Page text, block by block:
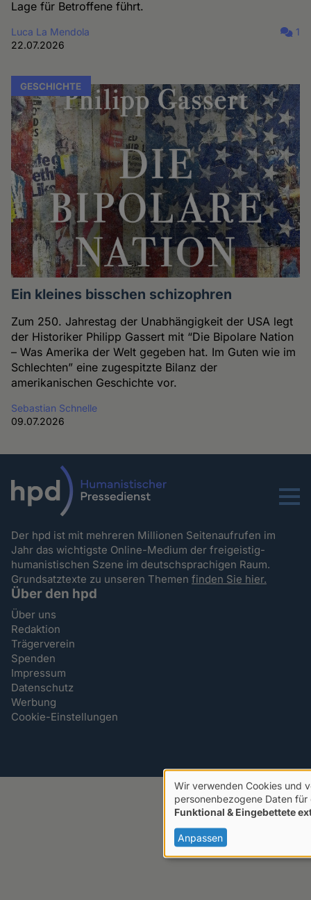
Lage für Betroffene führt.
Luca La Mendola
22.07.2026
1
GESCHICHTE
Ein kleines bisschen schizophren
Zum 250. Jahrestag der Unabhängigkeit der USA legt
der Historiker Philipp Gassert mit “Die Bipolare Nation
– Was Amerika der Welt gegeben hat. Im Guten wie im
Schlechten” eine zugespitzte Bilanz der
amerikanischen Geschichte vor.
Sebastian Schnelle
09.07.2026
Menu
Der hpd ist mit mehreren Millionen Seitenaufrufen im
Jahr das wichtigste Online-Medium der freigeistig-
humanistischen Szene im deutschsprachigen Raum.
Grundsatztexte zu unseren Themenfinden Sie hier.
Über den hpd
Über uns
Redaktion
Trägerverein
Spenden
Impressum
Datenschutz
Werbung
Cookie-Einstellungen
Verwendung
von
Daten
Wir verwenden Cookies und
personenbezogene Daten
Funktional & Eingebettete
Anpassen